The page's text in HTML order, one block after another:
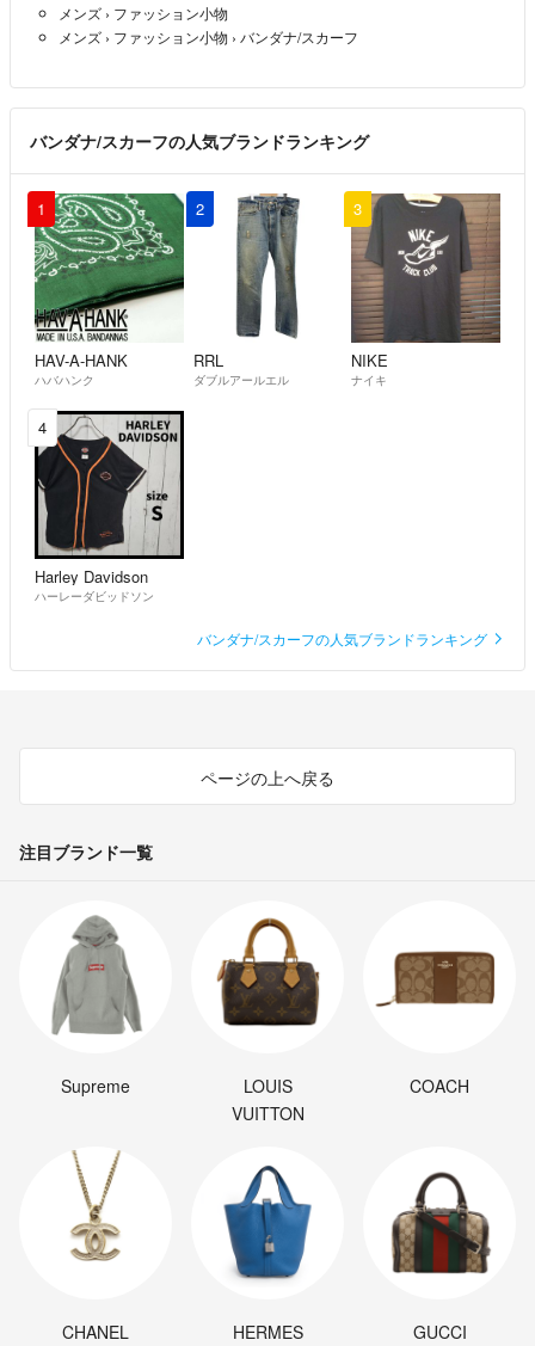
メンズ › ファッション小物
メンズ › ファッション小物 › バンダナ/スカーフ
バンダナ/スカーフの人気ブランドランキング
1
HAV-A-HANK
ハバハンク
2
RRL
ダブルアールエル
3
NIKE
ナイキ
4
Harley Davidson
ハーレーダビッドソン
バンダナ/スカーフの人気ブランドランキング
ページの上へ戻る
注目ブランド一覧
Supreme
LOUIS
VUITTON
COACH
CHANEL HERMES GUCCI